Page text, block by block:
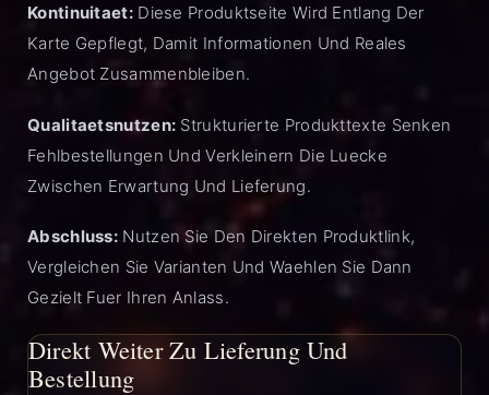
Kontinuitaet:Diese Produktseite Wird Entlang Der
Karte Gepflegt, Damit Informationen Und Reales
Angebot Zusammenbleiben.
Qualitaetsnutzen: Strukturierte Produkttexte Senken
Fehlbestellungen Und Verkleinern Die Luecke
Zwischen Erwartung Und Lieferung.
Abschluss: Nutzen Sie Den Direkten Produktlink,
Vergleichen Sie Varianten Und Waehlen Sie Dann
Gezielt Fuer Ihren Anlass.
Direkt Weiter Zu Lieferung Und
Bestellung